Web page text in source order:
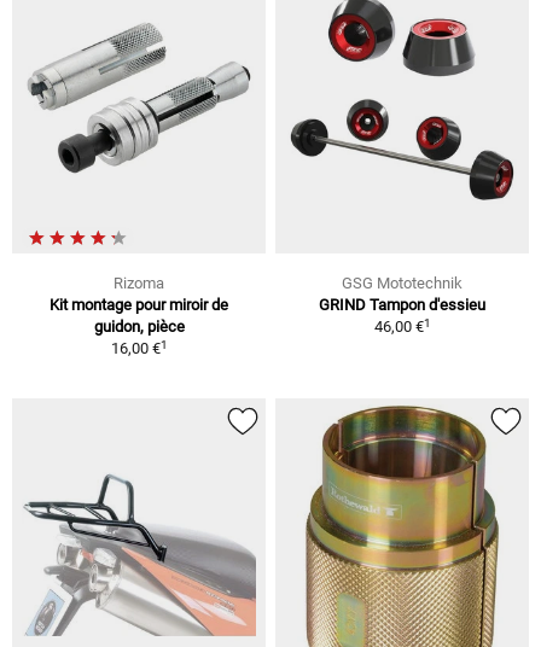
Rizoma
Kit montage pour miroir de
guidon, pièce
16,00 €1
GSG Mototechnik
GRIND Tampon d'essieu
46,00 €1